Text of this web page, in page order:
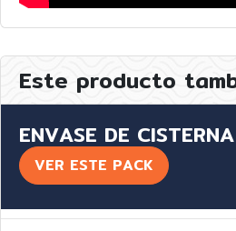
Este producto
ENVASE DE
VER ESTE PACK